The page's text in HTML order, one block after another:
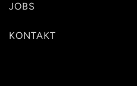
JOBS
KONTAKT